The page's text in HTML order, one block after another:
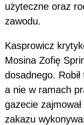
użyteczne oraz
zawodu.
Kasprowicz
Mosina Zofię
dosadnego.
a nie w ramach
gazecie
zakazu